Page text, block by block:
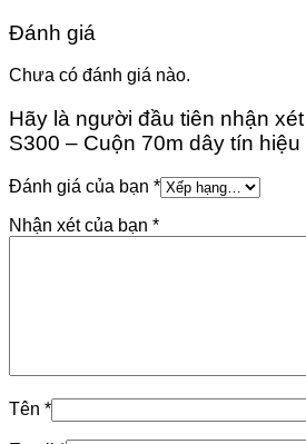
Đánh giá
Chưa có đánh giá nào.
Hãy là người đầu tiên nhận
S300 – Cuộn 70m dây tín hiệu
Đánh giá của bạn *
Nhận xét của bạn *
Tên *